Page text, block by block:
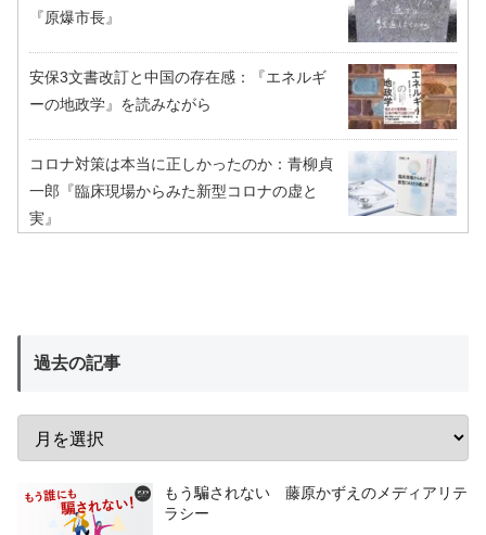
『原爆市長』
安保3文書改訂と中国の存在感：『エネルギ
ーの地政学』を読みながら
コロナ対策は本当に正しかったのか：青柳貞
一郎『臨床現場からみた新型コロナの虚と
実』
過去の記事
もう騙されない 藤原かずえのメディアリテ
ラシー